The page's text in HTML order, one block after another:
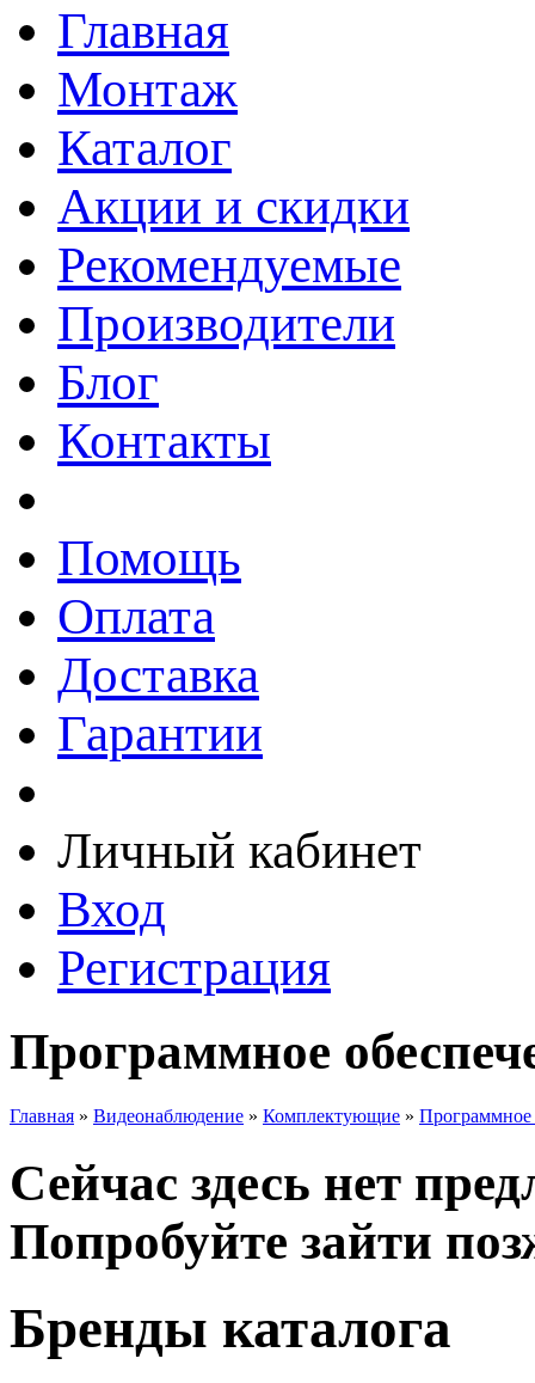
Главная
Монтаж
Каталог
Акции и скидки
Рекомендуемые
Производители
Блог
Контакты
Помощь
Оплата
Доставка
Гарантии
Личный кабинет
Вход
Регистрация
Программное
Главная » Видеонаблюдение » Комплектующие » Программное
Сейчас здесь нет
Попробуйте зайти
Бренды каталога